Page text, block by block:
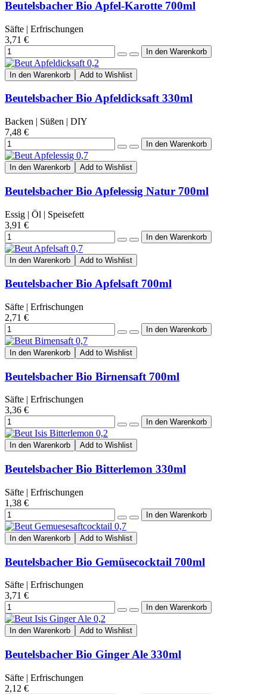
Beutelsbacher Bio Apfel-Karotte 700ml
Säfte | Erfrischungen
3,71 €
In den Warenkorb Add to Wishlist
Beutelsbacher Bio Apfeldicksaft 330ml
Backen | Süßen | DIY
7,48 €
In den Warenkorb Add to Wishlist
Beutelsbacher Bio Apfelessig Natur 700ml
Essig | Öl | Speisefett
3,91 €
In den Warenkorb Add to Wishlist
Beutelsbacher Bio Apfelsaft 700ml
Säfte | Erfrischungen
2,71 €
In den Warenkorb Add to Wishlist
Beutelsbacher Bio Birnensaft 700ml
Säfte | Erfrischungen
3,36 €
In den Warenkorb Add to Wishlist
Beutelsbacher Bio Bitterlemon 330ml
Säfte | Erfrischungen
1,38 €
In den Warenkorb Add to Wishlist
Beutelsbacher Bio Gemüsecocktail 700ml
Säfte | Erfrischungen
3,71 €
In den Warenkorb Add to Wishlist
Beutelsbacher Bio Ginger Ale 330ml
Säfte | Erfrischungen
2,12 €